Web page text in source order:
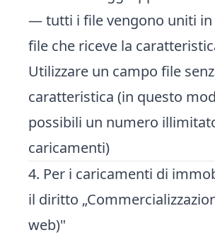
— tutti i file vengono uniti in
file che riceve la
Utilizzare un campo file
caratteristica (in questo
possibili un numero
caricamenti)
4. Per i caricamenti di
il diritto
web)"